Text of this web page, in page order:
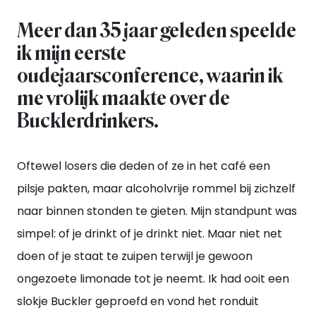
Meer dan 35 jaar geleden speelde
ik mijn eerste
oudejaarsconference, waarin ik
me vrolijk maakte over de
Bucklerdrinkers.
Oftewel losers die deden of ze in het café een
pilsje pakten, maar alcoholvrije rommel bij zichzelf
naar binnen stonden te gieten. Mijn standpunt was
simpel: of je drinkt of je drinkt niet. Maar niet net
doen of je staat te zuipen terwijl je gewoon
ongezoete limonade tot je neemt. Ik had ooit een
slokje Buckler geproefd en vond het ronduit